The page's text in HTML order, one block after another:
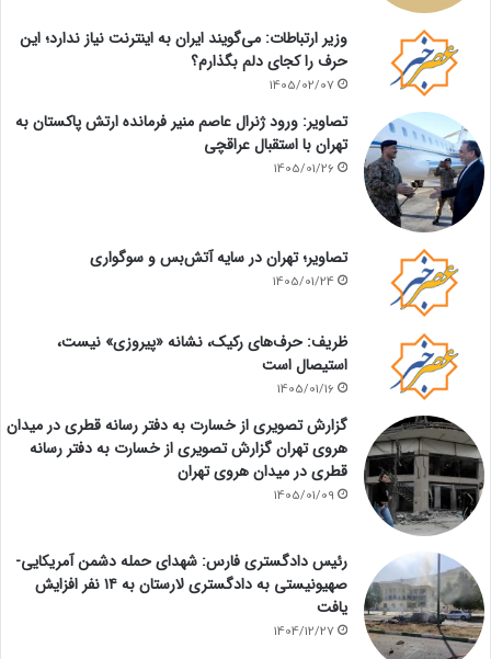
وزیر ارتباطات: می‌گویند ایران به اینترنت نیاز ندارد؛ این
حرف را کجای دلم بگذارم؟
1405/02/07
تصاویر: ورود ژنرال عاصم منیر فرمانده ارتش پاکستان به
تهران با استقبال عراقچی
1405/01/26
تصاویر؛ تهران در سایه آتش‌بس و سوگواری
1405/01/24
ظریف: حرف‌های رکیک، نشانه «پیروزی» نیست،
استیصال است
1405/01/16
گزارش تصویری از خسارت به دفتر رسانه قطری در میدان
هروی تهران گزارش تصویری از خسارت به دفتر رسانه
قطری در میدان هروی تهران
1405/01/09
رئیس دادگستری فارس: شهدای حمله دشمن آمریکایی-
صهیونیستی به دادگستری لارستان به ۱۴ نفر افزایش
یافت
1404/12/27